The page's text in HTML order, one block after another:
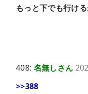
もっと下でも行け
408: 名無しさん
>>388